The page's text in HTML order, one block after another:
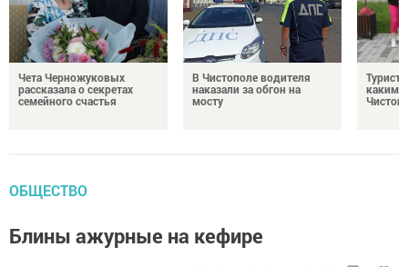
Чета Черножуковых
рассказала о секретах
семейного счастья
В Чистополе водителя
наказали за обгон на
мосту
каким
ОБЩЕСТВО
Блины ажурные на кефире